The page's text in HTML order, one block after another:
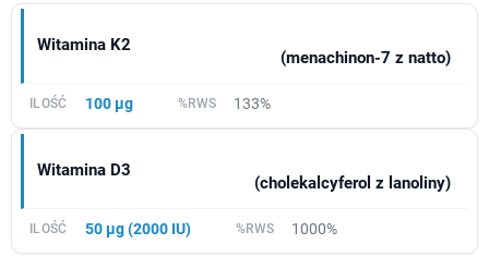
Witamina K2
(menachinon-7 z natto)
100 µg 133%
Witamina D3
(cholekalcyferol z lanoliny)
50 µg (2000 IU) 1000%